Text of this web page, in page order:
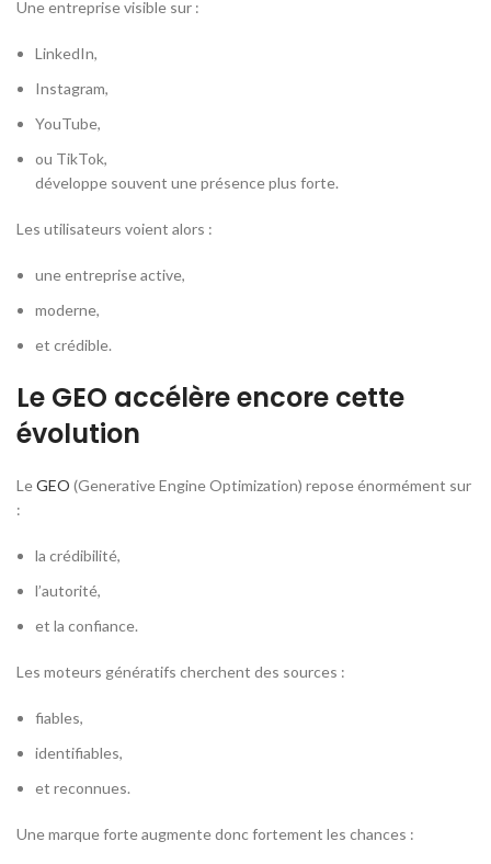
Une entreprise visible sur :
LinkedIn,
Instagram,
YouTube,
ou TikTok,
développe souvent une présence plus forte.
Les utilisateurs voient alors :
une entreprise active,
moderne,
et crédible.
Le GEO accélère encore cette
évolution
LeGEO (Generative Engine Optimization) repose énormément sur
:
la crédibilité,
l’autorité,
et la confiance.
Les moteurs génératifs cherchent des sources :
fiables,
identifiables,
et reconnues.
Une marque forte augmente donc fortement les chances :